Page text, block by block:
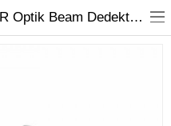
Notifier 6500R Reflektörlü IR Optik Beam Dedektör - Koza Güvenlik